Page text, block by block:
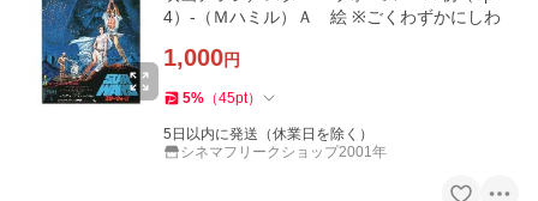
4）-（Ｍハミル）Ａ 絵 ※ごくわずかにしわ
1,000円
5% （45pt）
5日以内に発送（休業日を除く）
シネマフリークショップ2001年